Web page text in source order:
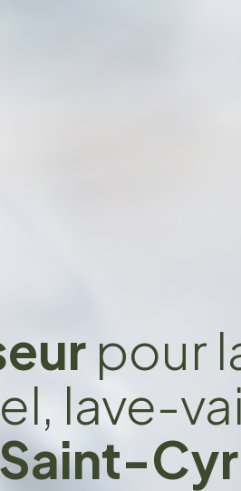
pour
lave-